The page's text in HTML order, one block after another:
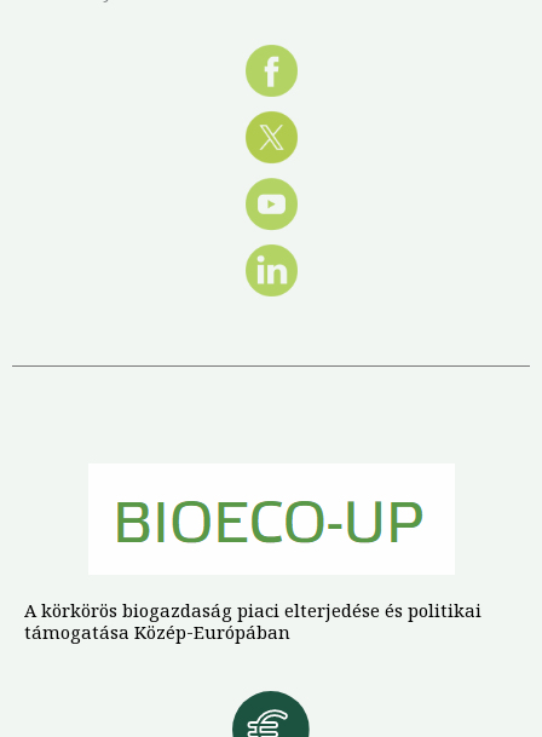
A körkörös biogazdaság piaci elterjedése és politikai
támogatása Közép-Európában